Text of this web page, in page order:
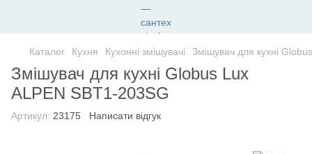
Каталог Кухня Кухонні змішувачі Змішувач для кухні
Змішувач для кухні Globus Lux
ALPEN SBT1-203SG
Артикул: 23175 Написати відгук